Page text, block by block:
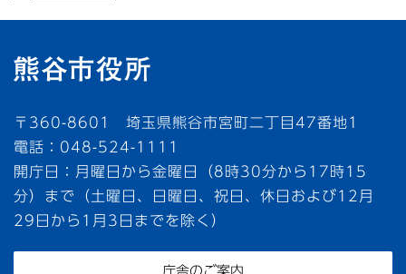
〒360-8601 埼玉県熊谷市宮町二丁目47番地1
電話：048-524-1111
開庁日：月曜日から金曜日（8時30分から17時15
分）まで（土曜日、日曜日、祝日、休日および12月
29日から1月3日までを除く）
庁舎のご案内